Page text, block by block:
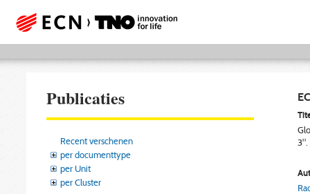
Publicaties
Recent verschenen
per documenttype
per Unit
per Cluster
3".